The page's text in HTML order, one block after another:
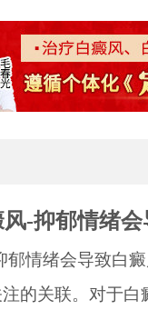
-抑郁情绪
郁情绪会导致白
的关联。对于白